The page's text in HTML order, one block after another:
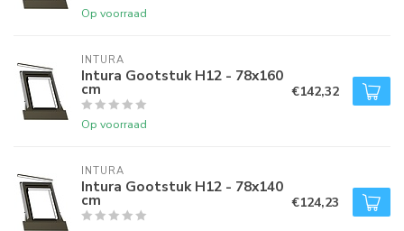
Op voorraad
INTURA
Intura Gootstuk H12 - 78x160
cm
Op voorraad
€142,32
INTURA
Intura Gootstuk H12 - 78x140
cm €124,23